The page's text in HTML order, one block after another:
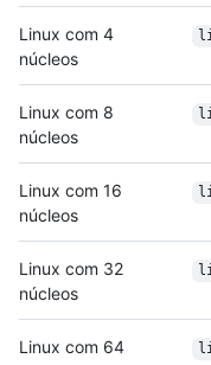
Linux com 4
núcleos
Linux com 8
núcleos
Linux com 16
núcleos
Linux com 32
núcleos
Linux com 64